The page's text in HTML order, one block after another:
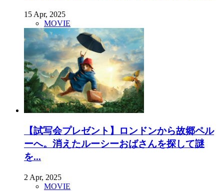
15 Apr, 2025
MOVIE
【試写会プレゼント】ロンドンから故郷ペル
ーへ。消えたルーシーおばさんを探して謎
を...
2 Apr, 2025
MOVIE